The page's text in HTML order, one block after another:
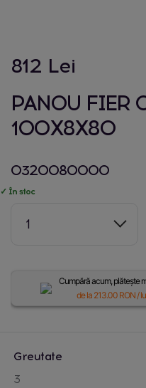
812 Lei
PANOU FIER
100X8X80
0320080000
✓ În stoc
1
Cumpără acum, plătește
de la 213.00 RON /
Greutate
3